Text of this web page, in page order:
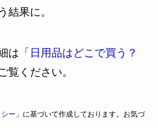
結果に。
は「 日用品はどこで買う？
覧ください。
ー 」に基づいて作成しております。お気づ